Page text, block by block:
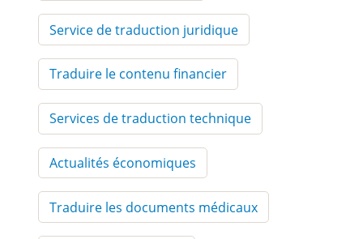
Service de traduction juridique
Traduire le contenu financier
Services de traduction technique
Actualités économiques
Traduire les documents médicaux